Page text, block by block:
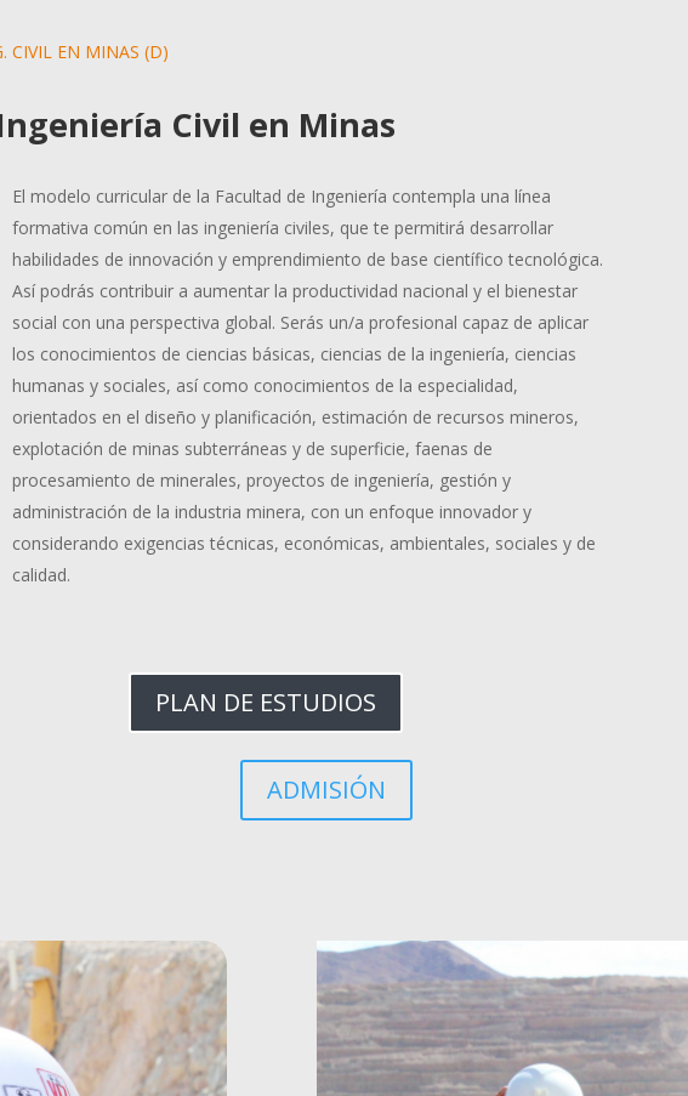
CIVIL EN MINAS (D)
Civil en Minas
El modelo curricular de la Facultad de Ingeniería contempla una línea
formativa común en las ingeniería civiles, que te permitirá desarrollar
habilidades de innovación y emprendimiento de base científico tecnológica.
Así podrás contribuir a aumentar la productividad nacional y el bienestar
social con una perspectiva global. Serás un/a profesional capaz de aplicar
los conocimientos de ciencias básicas, ciencias de la ingeniería, ciencias
humanas y sociales, así como conocimientos de la especialidad,
orientados en el diseño y planificación, estimación de recursos mineros,
explotación de minas subterráneas y de superficie, faenas de
procesamiento de minerales, proyectos de ingeniería, gestión y
administración de la industria minera, con un enfoque innovador y
considerando exigencias técnicas, económicas, ambientales, sociales y de
calidad.
PLAN DE ESTUDIOS
ADMISIÓN